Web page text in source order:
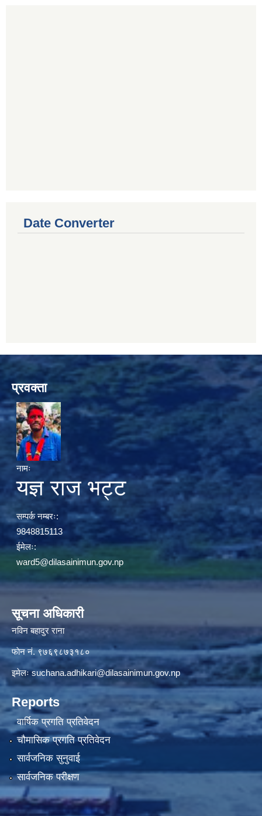
Date Converter
प्रवक्ता
नामः
यज्ञ राज भट्ट
सम्पर्क नम्बरः:
9848815113
ईमेलः:
ward5@dilasainimun.gov.np
सूचना अधिकारी
नविन बहादुर राना
फाेन नं. ९७६९८७३१८०
इमेलःsuchana.adhikari@dilasainimun.gov.np
Reports
वार्षिक प्रगति प्रतिवेदन
चौमासिक प्रगति प्रतिवेदन
सार्वजनिक सुनुवाई
सार्वजनिक परीक्षण